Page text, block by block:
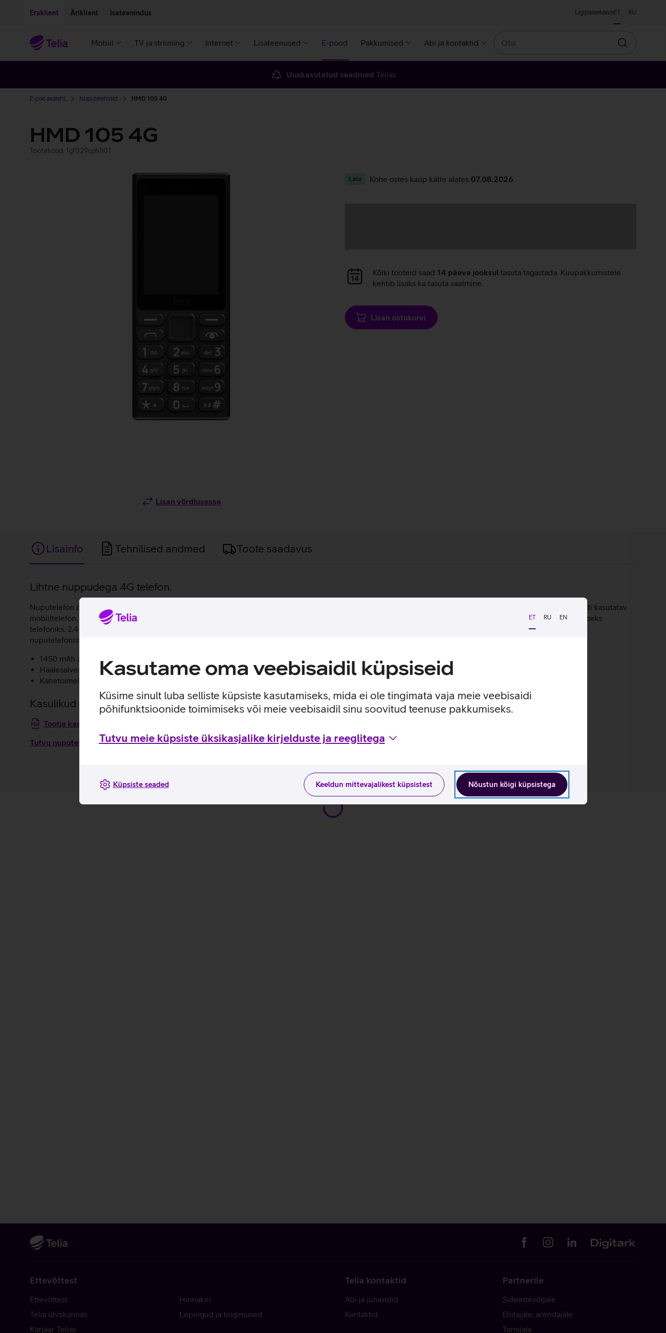
ET RU EN
Kasutame oma veebisaidil küpsiseid
Küsime sinult luba selliste küpsiste kasutamiseks, mida ei ole tingimata vaja meie veebisaidi
põhifunktsioonide toimimiseks või meie veebisaidil sinu soovitud teenuse pakkumiseks.
Tutvu meie küpsiste üksikasjalike kirjelduste ja reeglitega
Nõustun kõigi küpsistega
Keeldun mittevajalikest küpsistest
Küpsiste seaded
Eraklient Äriklient Iseteenindus LigipääsetavusET RU
Mobiil TV ja striiming Internet Lisateenused E-pood Pakkumised Abi ja kontaktid
Otsin
Uuskasutatud seadmed Telias
E-poe avaleht Nuputelefonid HMD 105 4G
HMD 105 4G
Tootekood: 1gf029cph1l01
Lisan võrdlusesse
Laos Kohe ostes kaup kätte alates 07.08.2026
Andmete
laadimine
Kõiki tooteid saad 14 päeva jooksul tasuta tagastada. Kuupakkumistele
kehtib lisaks ka tasuta saatmine.
Lisan ostukorvi
Lisainfo Tehnilised andmed Toote saadavus
Lisainfo
Lihtne nuppudega 4G telefon.
Nuputelefon on kaasaskantav akuga varustatud telefon, millega saab teha kõnesid ja saata sõnumeid raadiotelefonside tugivõrgu kaudu. HMD 105 4G on lihtsasti kasutatav
mobiiltelefon, millel on kaasaegsed omadused ja funktsioonid. Telefon on omanäoline ja käepärane kaaslane mobiilsele vanaemale või lapsele tema päris esimeseks
telefoniks. 2,4-tolline 240 x 320 resolutsiooniga ekraan, kahe SIM-kaardi lisamise võimalus, FM-raadio kuulamise võimalus ning pika tööajaga aku teevad sellest
nuputelefonist ideaalse kaaslase.
1450 mAh aku võimaldab ühenduses olla mitmeid päevi järjest.
Häälesalvesti.
Kahetoimeline LED-taskulamp.
Kasulikud lingid
Tootja kasutusjuhend nuputelefonile HMD 105 4G_EST
Tutvu nuputelefoni HMD 105 4G omaduste ja kasutusviisidega tootja kodulehel
Ettevõttest
Ettevõttest
Telia ühiskonnas
Karjäär Telias
Hinnakiri
Lepingud ja tingimused
Telia kontaktid
Abi ja juhendid
Kontaktid
Partnerile
Sideettevõtjale
Ehitajale, arendajale
Tarnijale